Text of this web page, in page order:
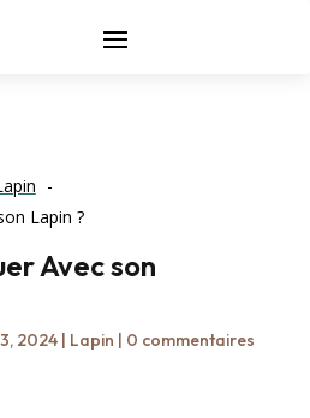
Lapin ?
Avec son
2024| Lapin | 0 commentaires